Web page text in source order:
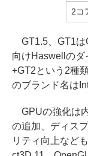
2コ
GT1.5、GT1は
向けHaswellのダ
+GT2という2種
のブランド名は
GPUの強化は
の追加、ディス
リティ向上など